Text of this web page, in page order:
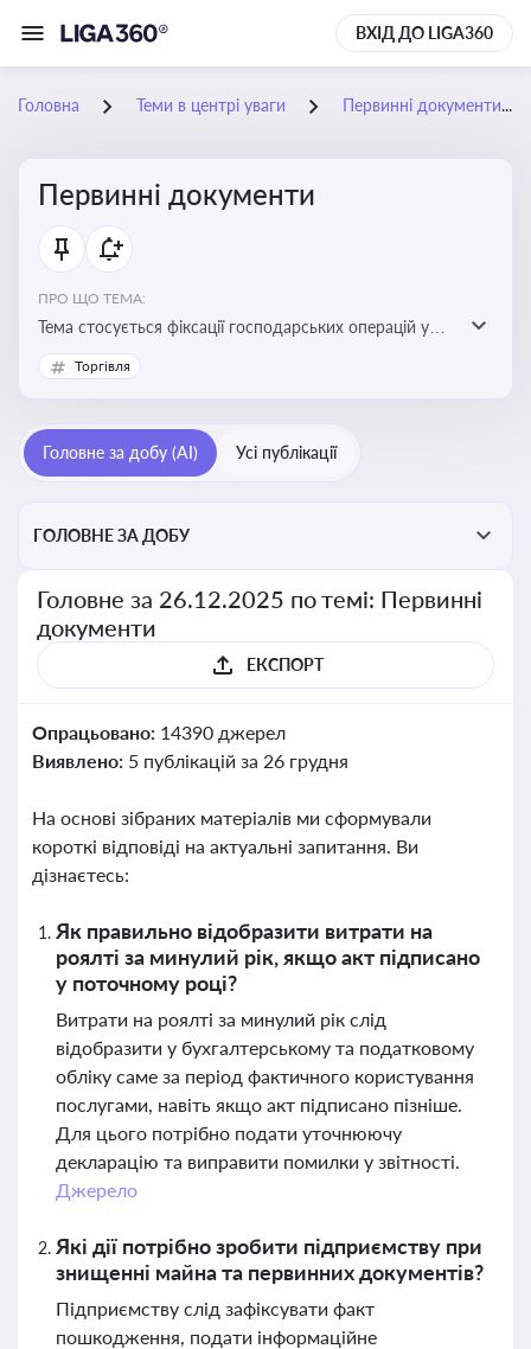
ВХІД ДО LIGA360
Головна Теми в центрі уваги Первинні документи
Первинні документи
ПРО ЩО ТЕМА:
Тема стосується фіксації господарських операцій у
бухгалтерському обліку та є основою для
податкового обліку
Торгівля
Головне за добу (AI) Усі публікації
ГОЛОВНЕ ЗА ДОБУ
Головне за 26.12.2025 по темі: Первинні
документи
ЕКСПОРТ
Опрацьовано: 14390 джерел
Виявлено: 5 публікацій за 26 грудня
На основі зібраних матеріалів ми сформували
короткі відповіді на актуальні запитання. Ви
дізнаєтесь:
Як правильно відобразити витрати на
роялті за минулий рік, якщо акт підписано
у поточному році?
Витрати на роялті за минулий рік слід
відобразити у бухгалтерському та податковому
обліку саме за період фактичного користування
послугами, навіть якщо акт підписано пізніше.
Для цього потрібно подати уточнюючу
декларацію та виправити помилки у звітності.
Джерело
Які дії потрібно зробити підприємству при
знищенні майна та первинних документів?
Підприємству слід зафіксувати факт
пошкодження, подати інформаційне